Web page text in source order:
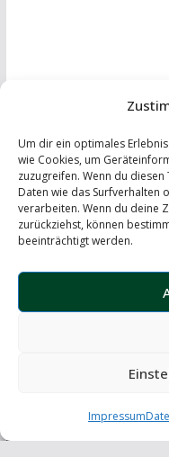
Um dir ein optimales
wie Cookies, um
zuzugreifen. Wenn du
Daten wie das Surfverhalten
verarbeiten. Wenn du deine
zurückziehst, können
beeinträchtigt werden.
Impressum
IMPRESSUM-
LinkedIn
Instagram